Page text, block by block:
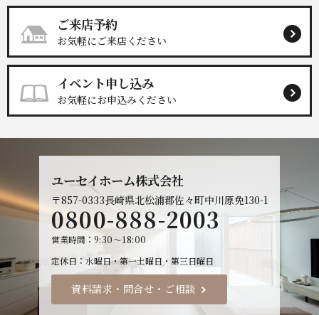
ご来店予約
お気軽にご来店ください
イベント申し込み
お気軽にお申込みください
ユーセイホーム株式会社
〒857-0333長崎県北松浦郡佐々町中川原免130-1
0800-888-2003
営業時間
9:30～18:00
定休日
水曜日・第一土曜日・第三日曜日
資料請求・問合せ・ご相談